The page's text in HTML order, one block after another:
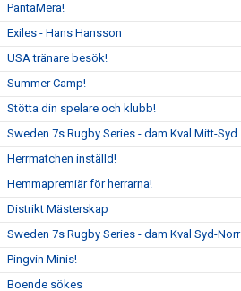
PantaMera!
Exiles - Hans Hansson
USA tränare besök!
Summer Camp!
Stötta din spelare och klubb!
Sweden 7s Rugby Series - dam Kval Mitt-Syd
Herrmatchen inställd!
Hemmapremiär för herrarna!
Distrikt Mästerskap
Sweden 7s Rugby Series - dam Kval Syd-Norr
Pingvin Minis!
Boende sökes